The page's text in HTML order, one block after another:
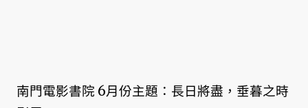
南門電影書院 6月份主題：長日將盡，垂暮之時